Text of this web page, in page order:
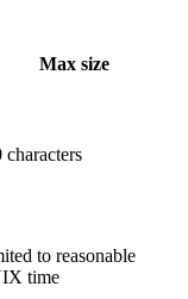
Max size
characters
to reasonable
time